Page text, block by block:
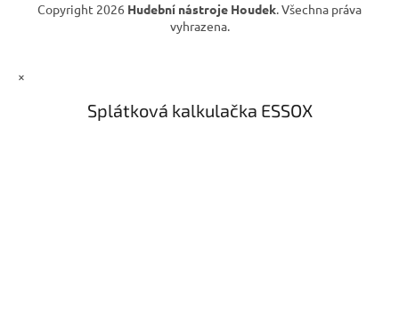
Copyright 2026 Hudební nástroje Houdek. Všechna práva
vyhrazena.
×
Splátková kalkulačka ESSOX